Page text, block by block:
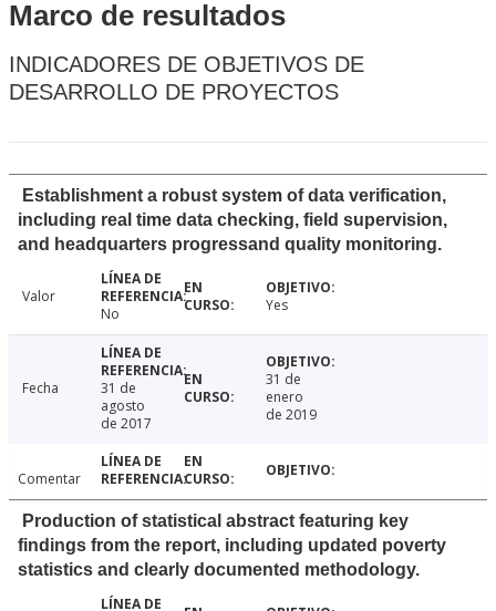
Marco de resultados
INDICADORES DE OBJETIVOS DE
DESARROLLO DE PROYECTOS
Establishment a robust system of data verification,
including real time data checking, field supervision,
and headquarters progressand quality monitoring.
Valor
No
Yes
Fecha
31 de
agosto
de 2017
31 de
enero
de 2019
Comentar
Production of statistical abstract featuring key
findings from the report, including updated poverty
statistics and clearly documented methodology.